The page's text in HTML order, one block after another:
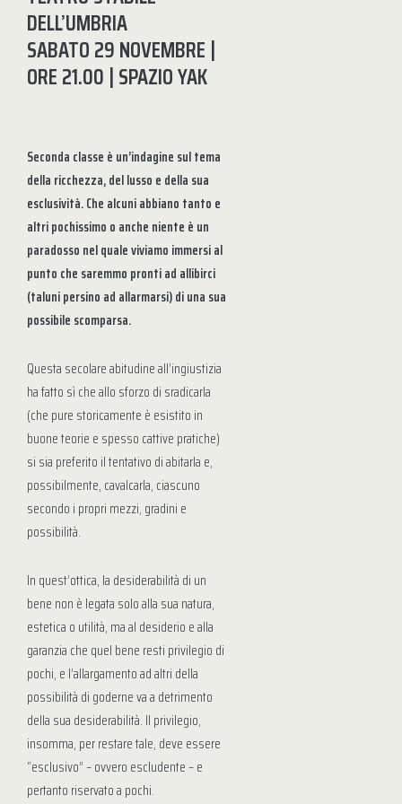
DELL’UMBRIA
SABATO 29 NOVEMBRE |
ORE 21.00 | SPAZIO YAK
Seconda classe è un’indagine sul tema
della ricchezza, del lusso e della sua
esclusività. Che alcuni abbiano tanto e
altri pochissimo o anche niente è un
paradosso nel quale viviamo immersi al
punto che saremmo pronti ad allibirci
(taluni persino ad allarmarsi) di una sua
possibile scomparsa.
Questa secolare abitudine all’ingiustizia
ha fatto sì che allo sforzo di sradicarla
(che pure storicamente è esistito in
buone teorie e spesso cattive pratiche)
si sia preferito il tentativo di abitarla e,
possibilmente, cavalcarla, ciascuno
secondo i propri mezzi, gradini e
possibilità.
In quest’ottica, la desiderabilità di un
bene non è legata solo alla sua natura,
estetica o utilità, ma al desiderio e alla
garanzia che quel bene resti privilegio di
pochi, e l’allargamento ad altri della
possibilità di goderne va a detrimento
della sua desiderabilità. Il privilegio,
insomma, per restare tale, deve essere
“esclusivo” – ovvero escludente – e
pertanto riservato a pochi.